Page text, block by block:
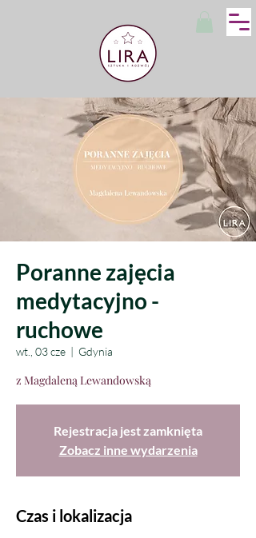
Poranne zajęcia
medytacyjno -
ruchowe
wt., 03 cze
  |
Gdynia
z Magdaleną Lewandowską
Rejestracja jest zamknięta
Zobacz inne wydarzenia
Czas i lokalizacja